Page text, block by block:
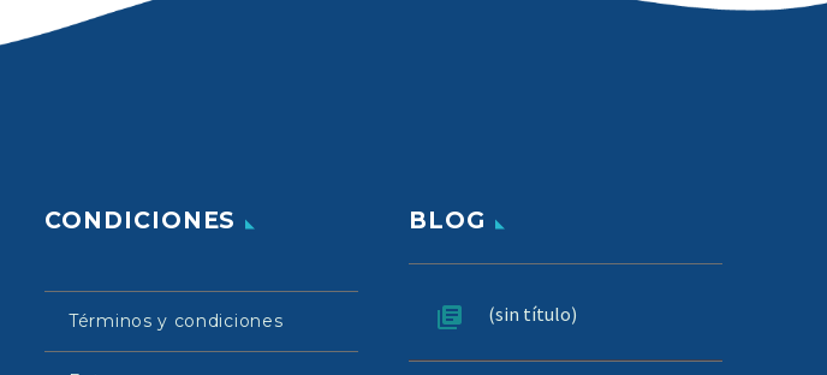
CONDICIONES
Términos y condiciones
BLOG
(sin título)